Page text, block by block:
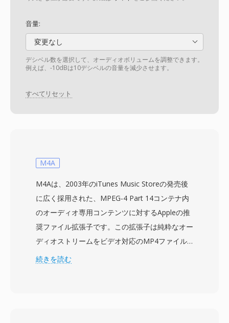
音量:
変更なし
デシベル数を選択して、オーディオボリュームを調整できます。
例えば、-10dBは10デシベルの音量を減少させます。
すべてリセット
M4A
M4Aは、2003年のiTunes Music Storeの発売後
に広く採用された、MPEG-4 Part 14コンテナ内
のオーディオ専用コンテンツに対するAppleの推
奨ファイル拡張子です。この拡張子は純粋なオー
ディオストリームをビデオ対応のMP4ファイル
と区別し、ビデオトラックが存在しないことをプ
続きを読む